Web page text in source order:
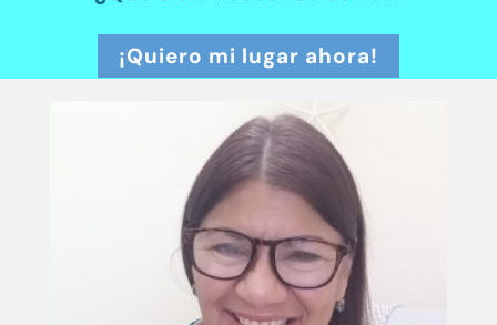
¡Quiero mi lugar ahora!